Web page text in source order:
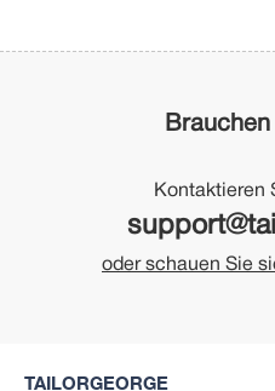
Kontaktieren
oder schauen Sie
TAILORGEORGE